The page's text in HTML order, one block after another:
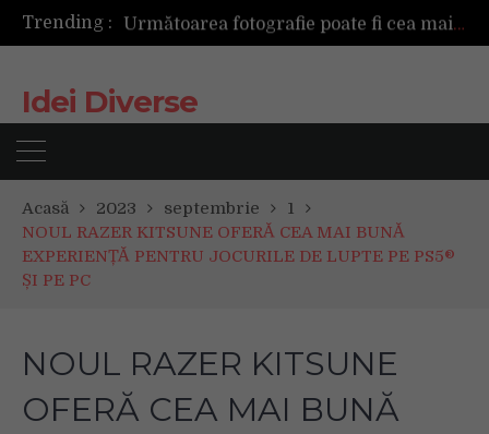
Trending :
Următoarea fotografie poate fi cea mai reușită de până acum
Mașinile de spălat și uscătoarele bazate pe inteligență artificială îți cunosc hainele mai bine decât tine
Idei Diverse
Acasă 2023 septembrie
1
NOUL RAZER KITSUNE OFERĂ CEA MAI BUNĂ
EXPERIENȚĂ PENTRU JOCURILE DE LUPTE PE PS5®
ȘI PE PC
NOUL RAZER KITSUNE
OFERĂ CEA MAI BUNĂ